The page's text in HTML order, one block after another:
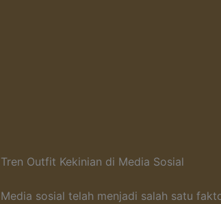
Tren Outfit Kekinian di Media Sosial
Media sosial telah menjadi salah satu